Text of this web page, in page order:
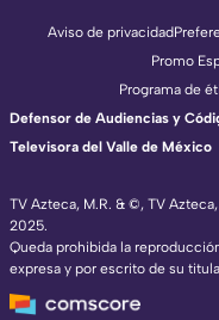
TV Azteca, M.R. & ©, TV
2025.
Queda prohibida la
expresa y por escrito de su
Aviso de privacidad
Promo
Programa de
Defensor de Audiencias y
Televisora del Valle de México